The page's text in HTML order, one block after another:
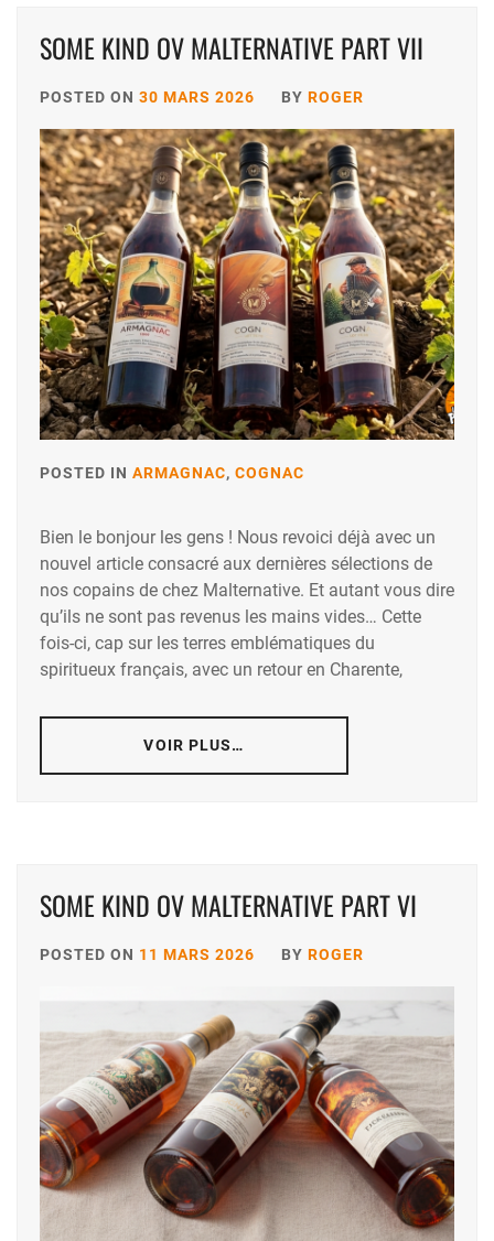
SOME KIND OV MALTERNATIVE PART VII
POSTED ON 30 MARS 2026 BY ROGER
POSTED IN ARMAGNAC, COGNAC
Bien le bonjour les gens ! Nous revoici déjà avec un
nouvel article consacré aux dernières sélections de
nos copains de chez Malternative. Et autant vous dire
qu’ils ne sont pas revenus les mains vides… Cette
fois-ci, cap sur les terres emblématiques du
spiritueux français, avec un retour en Charente,
VOIR PLUS…
SOME KIND OV MALTERNATIVE PART VI
POSTED ON 11 MARS 2026 BY ROGER